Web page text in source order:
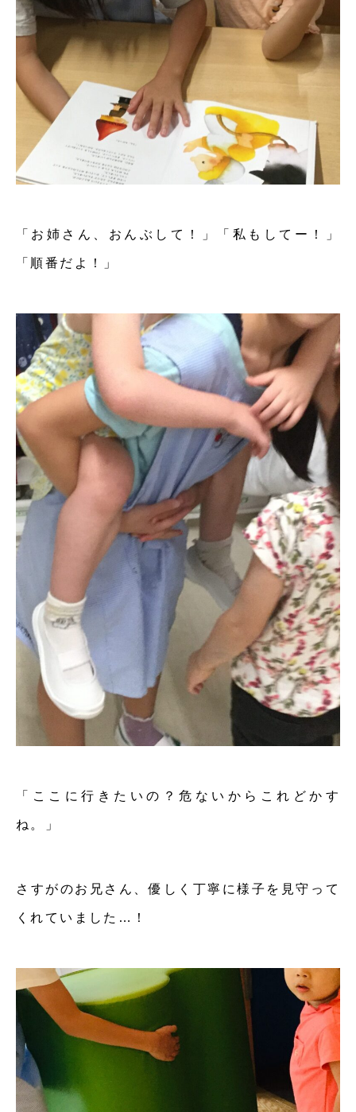
「お姉さん、おんぶして！」「私もしてー！」
「順番だよ！」
「ここに行きたいの？危ないからこれどかす
ね。」
さすがのお兄さん、優しく丁寧に様子を見守って
くれていました…！